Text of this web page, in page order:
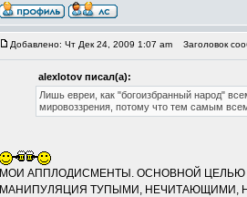
Добавлено: Чт Дек 24, 2009 1:07 am Заголовок
alexlotov писал(а):
Лишь евреи, как "богоизбранный народ"
мировоззрения, потому что тем самым
МОИ АППЛОДИСМЕНТЫ. ОСНОВНОЙ ЦЕЛЬЮ
МАНИПУЛЯЦИЯ ТУПЫМИ, НЕЧИТАЮЩИМИ,